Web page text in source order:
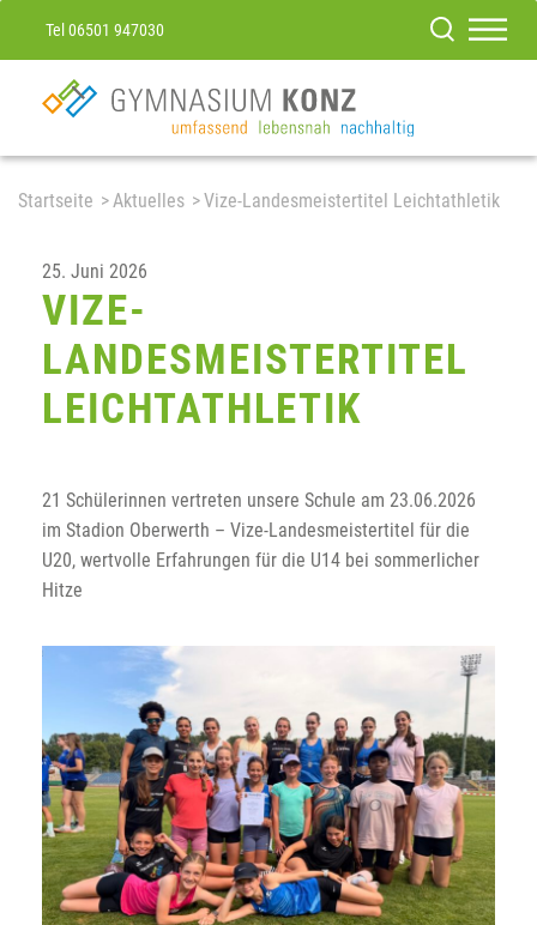
Tel 06501 947030
Startseite Aktuelles Vize-Landesmeistertitel Leichtathletik
25. Juni 2026
VIZE-
LANDESMEISTERTITEL
LEICHTATHLETIK
21 Schülerinnen vertreten unsere Schule am 23.06.2026
im Stadion Oberwerth – Vize-Landesmeistertitel für die
U20, wertvolle Erfahrungen für die U14 bei sommerlicher
Hitze